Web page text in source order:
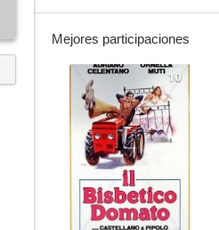
Mejores participaciones
10